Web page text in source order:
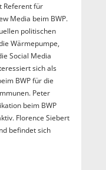
Referent für
Media beim BWP.
politischen
Wärmepumpe,
Social Media
sich als
BWP für die
Peter
beim BWP
Florence Siebert
befindet sich